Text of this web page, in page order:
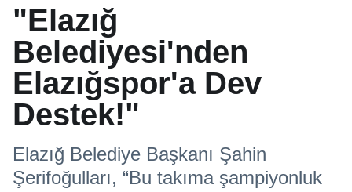
"Elazığ
Belediyesi'nden
Elazığspor'a Dev
Destek!"
Elazığ Belediye Başkanı Şahin
Şerifoğulları, “Bu takıma şampiyonluk